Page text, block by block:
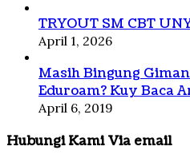
TRYOUT SM CBT
April 1, 2026
Masih Bingung
Eduroam? Kuy Baca
April 6, 2019
Hubungi Kami Via email